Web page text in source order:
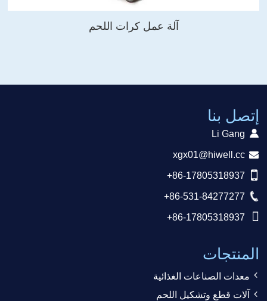
آلة عمل كرات اللحم
إتصل بنا
Li Gang
xgx01@hiwell.cc
+86-17805318937
+86-531-84277277
+86-17805318937
المنتجات
معدات الصناعات الغذائية
آلات قطع وتشكيل اللحم